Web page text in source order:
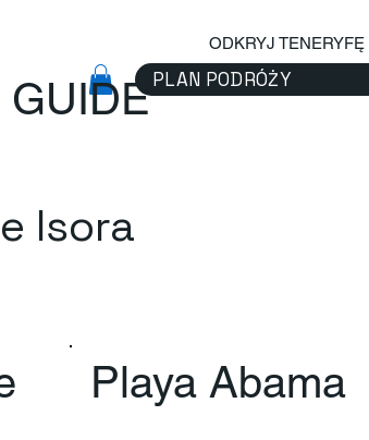
PLAN PODRÓŻY
GUIDE
ODKRYJ TENERYFĘ
Isora
Playa Abama